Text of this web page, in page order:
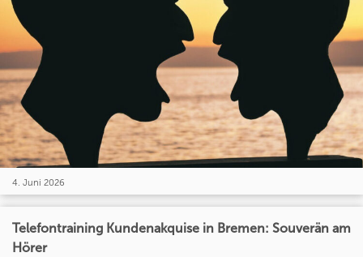
4. Juni 2026
Telefontraining Kundenakquise in Bremen: Souverän am
Hörer